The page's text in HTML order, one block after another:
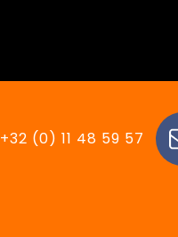
+32 (0) 11 48 59 57